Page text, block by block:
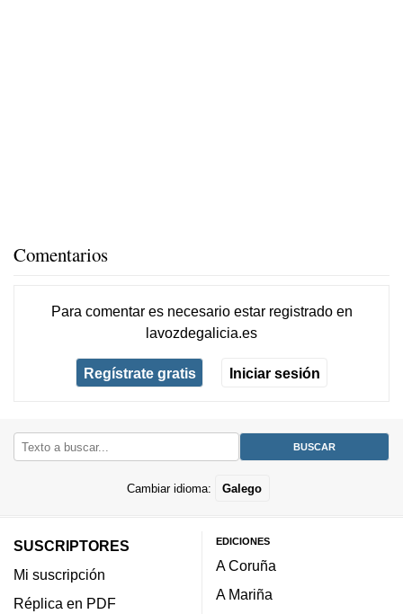
Comentarios
Para comentar es necesario estar registradoen
lavozdegalicia.es
Regístrate gratis Iniciar sesión
Cambiar idioma: Galego
SUSCRIPTORES
Mi suscripción
Réplica en PDF
EDICIONES
A Coruña
A Mariña